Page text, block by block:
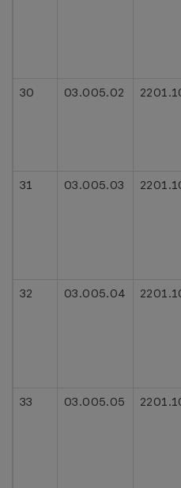
30
03.005.02
31
03.005.03
32
03.005.04
33
03.005.05